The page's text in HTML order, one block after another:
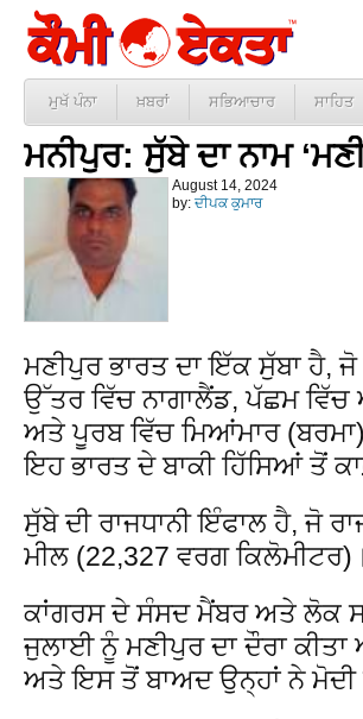
ਮੁਖੱ ਪੰਨਾ ਖ਼ਬਰਾਂ ਸਭਿਆਚਾਰ ਸਾਹਿਤ
ਮਨੀਪੁਰ: ਸੁੱਬੇ ਦਾ ਨਾਮ
August 14, 2024
by: ਦੀਪਕ ਕੁਮਾਰ
ਮਣੀਪੁਰ ਭਾਰਤ ਦਾ ਇੱਕ ਸੁੱਬਾ ਹੈ,
ਉੱਤਰ ਵਿੱਚ ਨਾਗਾਲੈਂਡ, ਪੱਛਮ
ਅਤੇ ਪੂਰਬ ਵਿੱਚ ਮਿਆਂਮਾਰ
ਇਹ ਭਾਰਤ ਦੇ ਬਾਕੀ ਹਿੱਸਿਆਂ ਤੋਂ
ਸੁੱਬੇ ਦੀ ਰਾਜਧਾਨੀ ਇੰਫਾਲ ਹੈ, ਜੋ
ਮੀਲ (22,327 ਵਰਗ ਕਿਲੋਮੀਟਰ)।
ਕਾਂਗਰਸ ਦੇ ਸੰਸਦ ਮੈਂਬਰ ਅਤੇ ਲੋਕ
ਜੁਲਾਈ ਨੂੰ ਮਣੀਪੁਰ ਦਾ ਦੌਰਾ ਕੀਤਾ
ਅਤੇ ਇਸ ਤੋਂ ਬਾਅਦ ਉਨ੍ਹਾਂ ਨੇ ਮੋਦੀ